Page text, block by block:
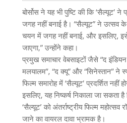
बोर्सोस ने यह भी पुष्टि की कि ‘सैल्यूट’ ने
जगह नहीं बनाई है। “सैल्यूट” ने
चयन में जगह नहीं बनाई, और इसलिए, इसे
जाएगा,” उन्होंने कहा।
प्रमुख समाचार वेबसाइटों जैसे “द
मलयालम”, “द क्यू” और “सिनेस्तान” ने
फिल्म समारोह में ‘सैल्यूट’ प्रदर्शित नहीं
इसलिए, यह निष्कर्ष निकाला जा
‘सैल्यूट’ को अंतर्राष्ट्रीय फिल्म
जाने का वायरल दावा भ्रामक है।